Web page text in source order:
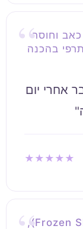
כאב וחוסר
בהכנה
אחרי יום
★★★★★
בן 40 – כתף קפואה (Frozen Shoulder),